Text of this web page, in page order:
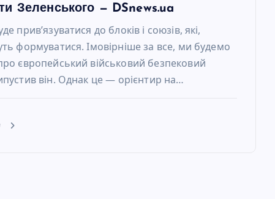
Зеленського — DSnews.ua
прив’язуватися до блоків і союзів, які,
формуватися. Імовірніше за все, ми будемо
європейський військовий безпековий
він. Однак це — орієнтир на…